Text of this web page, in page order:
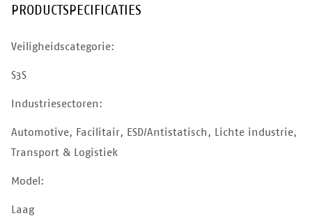
PRODUCTSPECIFICATIES
Veiligheidscategorie:
S3S
Industriesectoren:
Automotive, Facilitair, ESD/Antistatisch, Lichte industrie,
Transport & Logistiek
Model:
Laag